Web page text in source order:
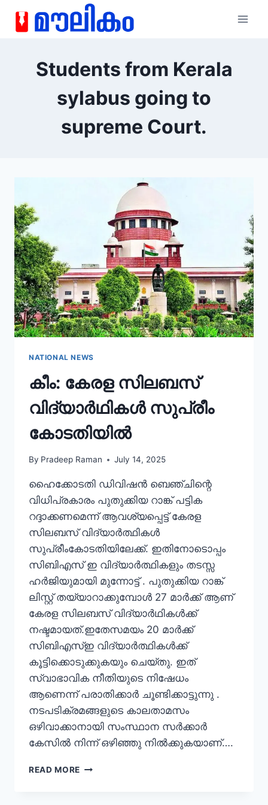
Students from Kerala
sylabus going to
supreme Court.
NATIONAL NEWS
കീം: കേരള സിലബസ്
വിദ്യാർഥികൾ സുപ്രീം
കോടതിയിൽ
By Pradeep Raman July 14, 2025
ഹൈക്കോടതി ഡിവിഷൻ ബെഞ്ചിന്റെ
വിധിപ്രകാരം പുതുക്കിയ റാങ്ക് പട്ടിക
റദ്ദാക്കണമെന്ന് ആവശ്യപ്പെട്ട് കേരള
സിലബസ് വിദ്യാർത്ഥികൾ
സുപ്രീംകോടതിയിലേക്ക്. ഇതിനോടൊപ്പം
സിബിഎസ് ഇ വിദ്യാർത്ഥികളും തടസ്സ
ഹർജിയുമായി മുന്നോട്ട് . പുതുക്കിയ റാങ്ക്
ലിസ്റ്റ് തയ്യാറാക്കുമ്പോൾ 27 മാർക്ക് ആണ്
കേരള സിലബസ് വിദ്യാർഥികൾക്ക്
നഷ്ടമായത്.ഇതേസമയം 20 മാർക്ക്
സിബിഎസ്ഇ വിദ്യാർത്ഥികൾക്ക്
കൂട്ടിക്കൊടുക്കുകയും ചെയ്തു. ഇത്
സ്വാഭാവിക നീതിയുടെ നിഷേധം
ആണെന്ന് പരാതിക്കാർ ചൂണ്ടിക്കാട്ടുന്നു .
നടപടിക്രമങ്ങളുടെ കാലതാമസം
ഒഴിവാക്കാനായി സംസ്ഥാന സർക്കാർ
കേസിൽ നിന്ന് ഒഴിഞ്ഞു നിൽക്കുകയാണ്….
READ MORE